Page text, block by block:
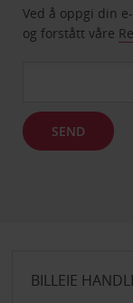
Ved å oppgi din
og forstått våre
SEND
BILLEIE